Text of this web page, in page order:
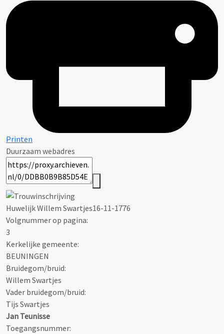
Printen
Duurzaam webadres
Huwelijk Willem Swartjes16-11-1776
Volgnummer op pagina:
3
Kerkelijke gemeente:
BEUNINGEN
Bruidegom/bruid:
Willem Swartjes
Vader bruidegom/bruid:
Tijs Swartjes
Jan Teunisse
Toegangsnummer: